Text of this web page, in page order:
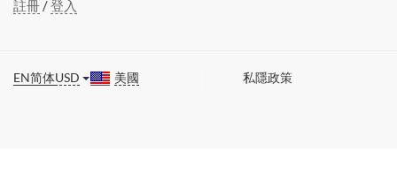
註冊/登入
EN简体USD 美國 私隱政策